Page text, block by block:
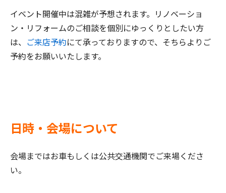
イベント開催中は混雑が予想されます。リノベーショ
ン・リフォームのご相談を個別にゆっくりとしたい方
は、 ご来店予約にて承っておりますので、そちらよりご
予約をお願いいたします。
日時・会場について
会場まではお車もしくは公共交通機関でご来場くださ
い。